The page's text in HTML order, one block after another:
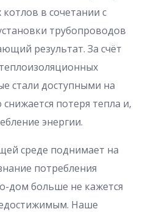
в сочетании с
трубопроводов
результат. За счёт
стали доступными на
потеря тепла и,
энергии.
среде поднимает на
потребления
дом больше не кажется
Наше